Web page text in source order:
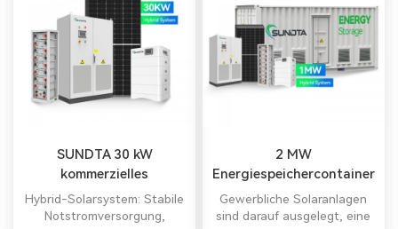
SUNDTA 30 kW
kommerzielles
Solarsystem
Hybrid-Solarsystem: Stabile
Notstromversorgung,
2 MW
Energiespeichercontainer-
Solarsystem
Gewerbliche Solaranlagen
sind darauf ausgelegt, eine